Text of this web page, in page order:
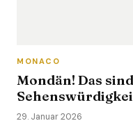
MONACO
Mondän! Das
29. Januar 2026